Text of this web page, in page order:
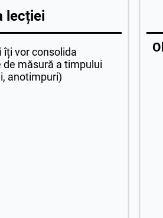
lecției
îți vor consolida
măsură a timpului
anotimpuri)